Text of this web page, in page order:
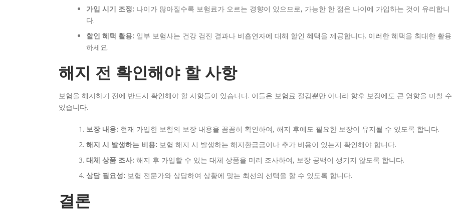
가입 시기 조정: 나이가 많아질수록 보험료가 오르는 경향이 있으므로, 가능한 한 젊은 나이에 가입하는 것이 유리합니
다.
할인 혜택 활용: 일부 보험사는 건강 검진 결과나 비흡연자에 대해 할인 혜택을 제공합니다. 이러한 혜택을 최대한 활용
하세요.
해지 전 확인해야 할 사항
보험을 해지하기 전에 반드시 확인해야 할 사항들이 있습니다. 이들은 보험료 절감뿐만 아니라 향후 보장에도 큰 영향을 미칠 수
있습니다.
보장 내용: 현재 가입한 보험의 보장 내용을 꼼꼼히 확인하여, 해지 후에도 필요한 보장이 유지될 수 있도록 합니다.
해지 시 발생하는 비용: 보험 해지 시 발생하는 해지환급금이나 추가 비용이 있는지 확인해야 합니다.
대체 상품 조사: 해지 후 가입할 수 있는 대체 상품을 미리 조사하여, 보장 공백이 생기지 않도록 합니다.
상담 필요성: 보험 전문가와 상담하여 상황에 맞는 최선의 선택을 할 수 있도록 합니다.
결론